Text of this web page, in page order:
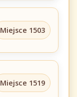
Miejsce 1503
Miejsce 1519